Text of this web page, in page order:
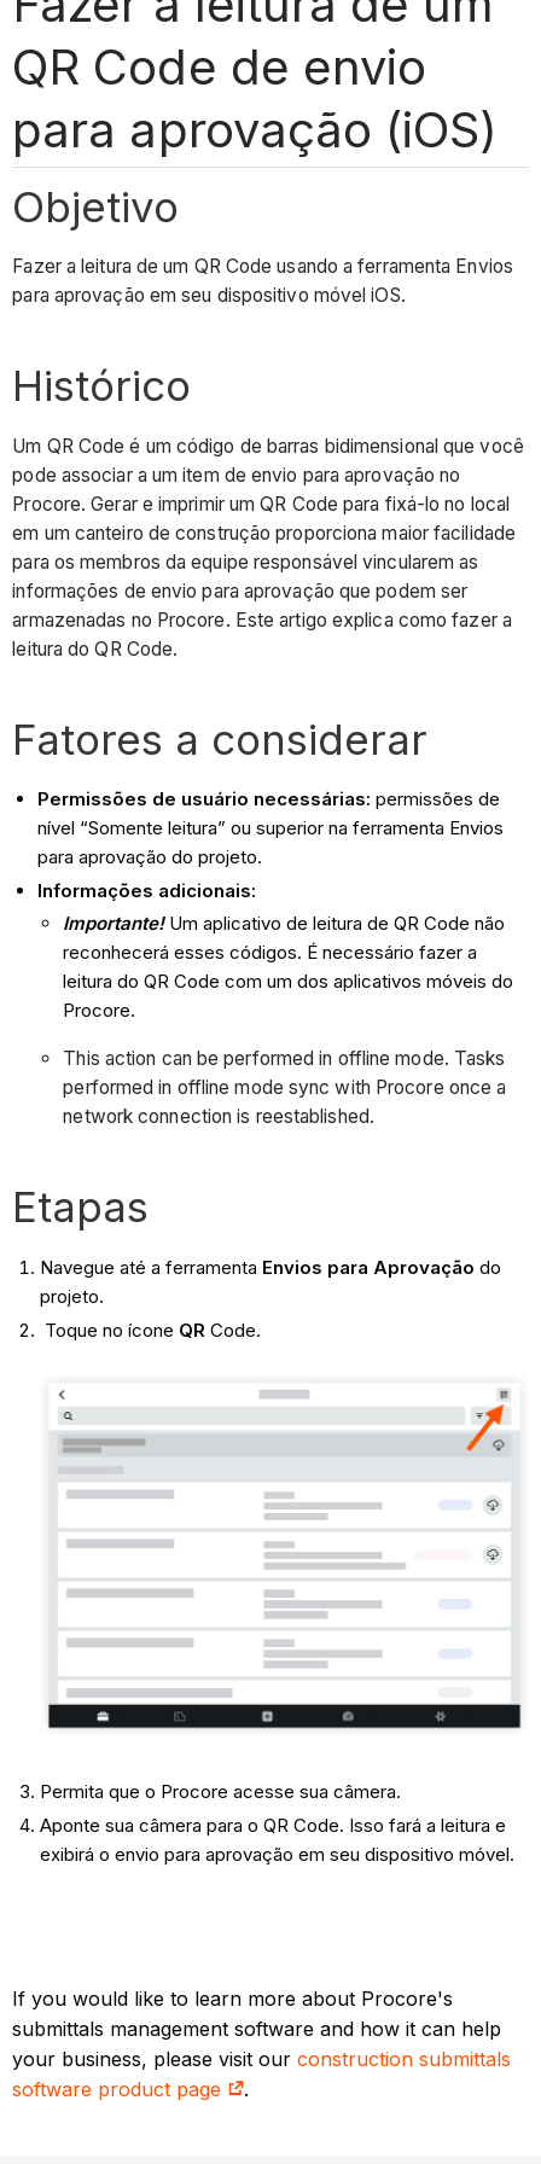
QR Code de envio
para aprovação (iOS)
Objetivo
Fazer a leitura de um QR Code usando a ferramenta Envios
para aprovação em seu dispositivo móvel iOS.
Histórico
Um QR Code é um código de barras bidimensional que você
pode associar a um item de envio para aprovação no
Procore. Gerar e imprimir um QR Code para fixá-lo no local
em um canteiro de construção proporciona maior facilidade
para os membros da equipe responsável vincularem as
informações de envio para aprovação que podem ser
armazenadas no Procore. Este artigo explica como fazer a
leitura do QR Code.
Fatores a considerar
Permissões de usuário necessárias: permissões de
nível “Somente leitura” ou superior na ferramenta Envios
para aprovação do projeto.
Informações adicionais:
Importante!Um aplicativo de leitura de QR Code não
reconhecerá esses códigos. É necessário fazer a
leitura do QR Code com um dos aplicativos móveis do
Procore.
This action can be performed in offline mode. Tasks
performed in offline mode sync with Procore once a
network connection is reestablished.
Etapas
Navegue até a ferramenta Envios para Aprovação do
projeto.
Toque no ícone QR Code.
Permita que o Procore acesse sua câmera.
Aponte sua câmera para o QR Code. Isso fará a leitura e
exibirá o envio para aprovação em seu dispositivo móvel.
If you would like to learn more about Procore's
submittals management software and how it can help
your business, please visit ourconstruction submittals
software product page
.